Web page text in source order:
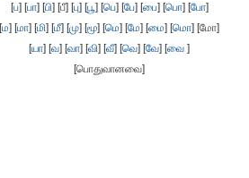
[ப] [பா] [பி] [பீ] [பு] [பூ] [பெ] [பே] [பை] [பொ] [போ]
[ம] [மா] [மி] [மீ] [மு] [மூ] [மெ] [மே] [மை] [மொ] [மோ]
[யா] [வ] [வா] [வி] [வீ] [வெ] [வே] [வை ]
[பொதுவானவை]